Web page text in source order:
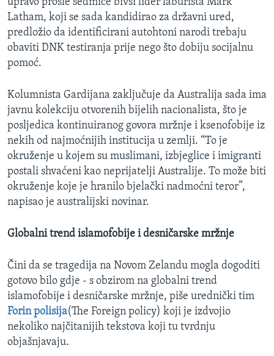
upravo prošle sedmice bivši lider laburista Mark
Latham, koji se sada kandidirao za državni ured,
predložio da identificirani autohtoni narodi trebaju
obaviti DNK testiranja prije nego što dobiju socijalnu
pomoć.
Kolumnista Gardijana zaključuje da Australija sada ima
javnu kolekciju otvorenih bijelih nacionalista, što je
posljedica kontinuiranog govora mržnje i ksenofobije iz
nekih od najmoćnijih institucija u zemlji. “To je
okruženje u kojem su muslimani, izbjeglice i imigranti
postali shvaćeni kao neprijatelji Australije. To može biti
okruženje koje je hranilo bjelački nadmoćni teror”,
napisao je australijski novinar.
Globalni trend islamofobije i desničarske mržnje
Čini da se tragedija na Novom Zelandu mogla dogoditi
gotovo bilo gdje - s obzirom na globalni trend
islamofobije i desničarske mržnje, piše urednički tim
Forin polisija(The Foreign policy) koji je izdvojio
nekoliko najčitanijih tekstova koji tu tvrdnju
objašnjavaju.